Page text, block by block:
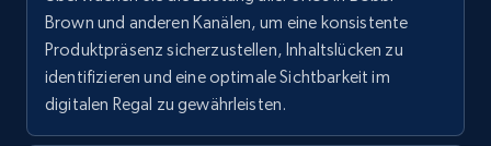
URL, Final price, Sku, Currency, Gtin,
Specifications, Image urls, Top reviews, and
more.
5.6K+ 875+ Jetzt anfangen
Brown und anderen Kanälen, um eine konsistente
Produktpräsenz sicherzustellen, Inhaltslücken zu
identifizieren und eine optimale Sichtbarkeit im
digitalen Regal zu gewährleisten.